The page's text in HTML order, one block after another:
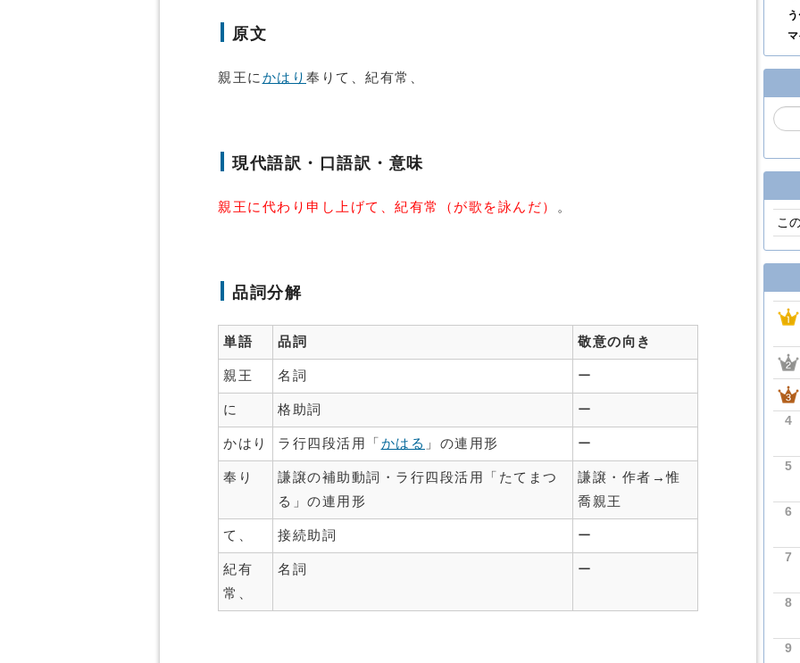
原文
親王に かはり 奉りて、紀有常、
現代語訳・口語訳・意味
親王に代わり申し上げて、紀有常（が歌を詠んだ） 。
品詞分解
単語 品詞 敬意の向き
親王 名詞 ー
に 格助詞 ー
かはり ラ行四段活用「 かはる 」の連用形 ー
奉り
謙譲の補助動詞・ラ行四段活用「たてまつ
る」の連用形
謙譲・作者→惟
喬親王
て、 接続助詞 ー
紀有
常、
名詞 ー
こ
4
5
6
7
8
9